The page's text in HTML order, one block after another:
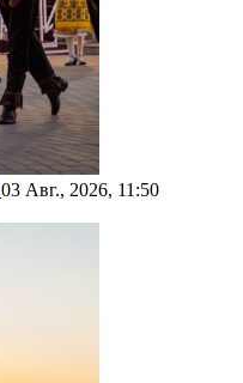
03 Авг., 2026, 11:50